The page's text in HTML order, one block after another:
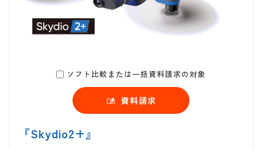
ソフト比較または一括資料請求の対象
資料請求
『Skydio2+』